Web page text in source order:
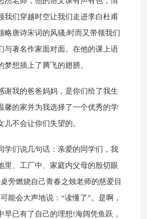
我们穿越时空让我们走进李白杜甫
略唐诗宋词的风骚;时而又带领我们
与著名作家面对面。在他的课上语
梦想插上了腾飞的翅膀。
谢我的爸爸妈妈，是你们给了我生
馨的家并为我选择了一个优秀的学
儿不会让你们失望的。
学们说几句话：亲爱的同学们，我
里、工厂中、家庭内父母的殷切眼
旁燃烧自己青春之烛老师的慈爱目
能会大声地说：“读懂了”。是啊，
早已有了自己的理想!海阔凭鱼跃，